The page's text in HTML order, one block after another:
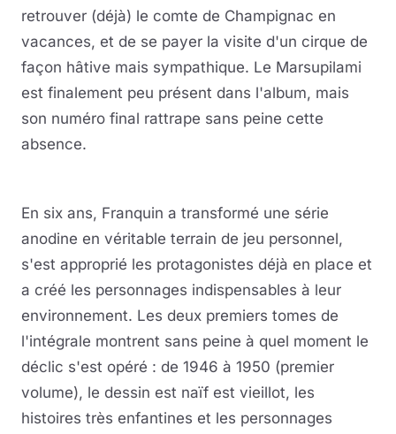
retrouver (déjà) le comte de Champignac en
vacances, et de se payer la visite d'un cirque de
façon hâtive mais sympathique. Le Marsupilami
est finalement peu présent dans l'album, mais
son numéro final rattrape sans peine cette
absence.
En six ans, Franquin a transformé une série
anodine en véritable terrain de jeu personnel,
s'est approprié les protagonistes déjà en place et
a créé les personnages indispensables à leur
environnement. Les deux premiers tomes de
l'intégrale montrent sans peine à quel moment le
déclic s'est opéré : de 1946 à 1950 (premier
volume), le dessin est naïf est vieillot, les
histoires très enfantines et les personnages